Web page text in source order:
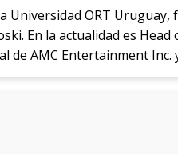
Universidad ORT
En la actualidad es
de AMC Entertainment